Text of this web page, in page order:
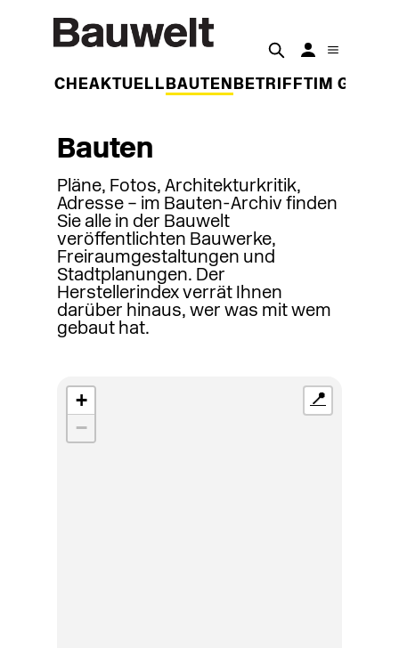
WOCHEAKTUELL BAUTEN BETRIFFT IM
Bauten
Pläne, Fotos, Architekturkritik,
Adresse – im Bauten-Archiv finden
Sie alle in der Bauwelt
veröffentlichten Bauwerke,
Freiraumgestaltungen und
Stadtplanungen. Der
Herstellerindex verrät Ihnen
darüber hinaus, wer was mit wem
gebaut hat.
+
−
📍